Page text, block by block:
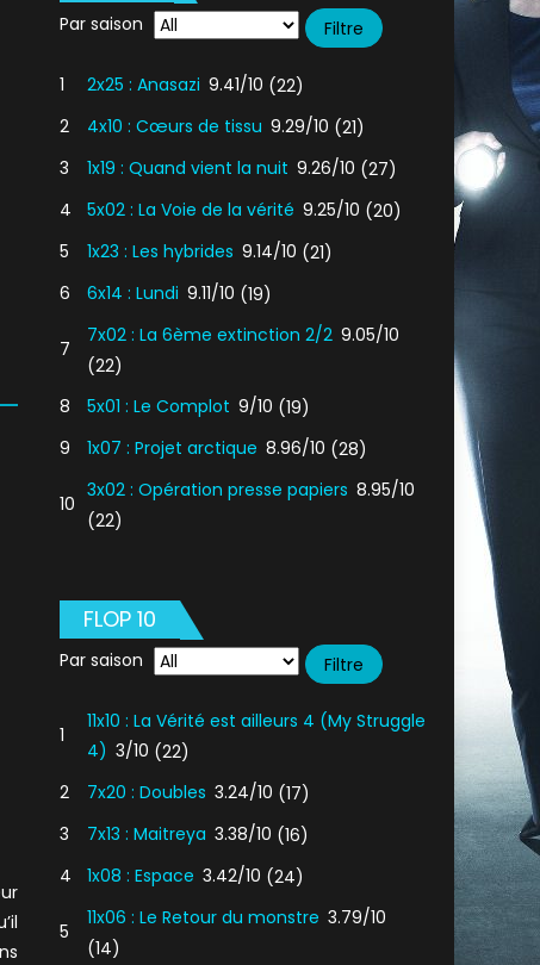
Par saison
1 2x25 : Anasazi 9.41/10 (22)
2
4x10 : Cœurs de tissu 9.29/10 (21)
3
1x19 : Quand vient la nuit 9.26/10 (27)
4
5x02 : La Voie de la vérité 9.25/10 (20)
5
1x23 : Les hybrides 9.14/10 (21)
6
6x14 : Lundi 9.11/10 (19)
7
7x02 : La 6ème extinction 2/2 9.05/10
(22)
8
5x01 : Le Complot 9/10 (19)
9
1x07 : Projet arctique 8.96/10 (28)
10
3x02 : Opération presse papiers 8.95/10
(22)
FLOP 10
Par saison
1
11x10 : La Vérité est ailleurs 4 (My Struggle
4) 3/10 (22)
2
7x20 : Doubles 3.24/10 (17)
3
7x13 : Maitreya 3.38/10 (16)
4
1x08 : Espace 3.42/10 (24)
5
11x06 : Le Retour du monstre 3.79/10
(14)